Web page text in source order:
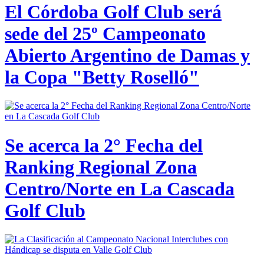
El Córdoba Golf Club será
sede del 25º Campeonato
Abierto Argentino de Damas y
la Copa "Betty Roselló"
Se acerca la 2° Fecha del
Ranking Regional Zona
Centro/Norte en La Cascada
Golf Club